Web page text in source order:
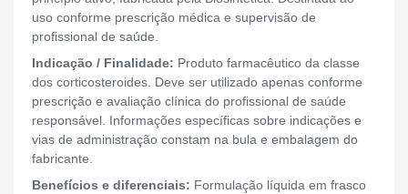
uso conforme prescrição médica e supervisão de
profissional de saúde.
Indicação / Finalidade: Produto farmacêutico da classe
dos corticosteroides. Deve ser utilizado apenas conforme
prescrição e avaliação clínica do profissional de saúde
responsável. Informações específicas sobre indicações e
vias de administração constam na bula e embalagem do
fabricante.
Benefícios e diferenciais: Formulação líquida em frasco